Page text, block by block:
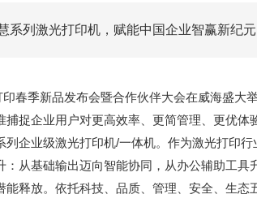
系列激光打印机，赋能中国企业智赢新纪元
印春季新品发布会暨合作伙伴大会在威海盛大
捉企业用户对更高效率、更简管理、更优体
企业级激光打印机/一体机。作为激光打印
从基础输出迈向智能协同，从办公辅助工具
释放。依托科技、品质、管理、安全、生态